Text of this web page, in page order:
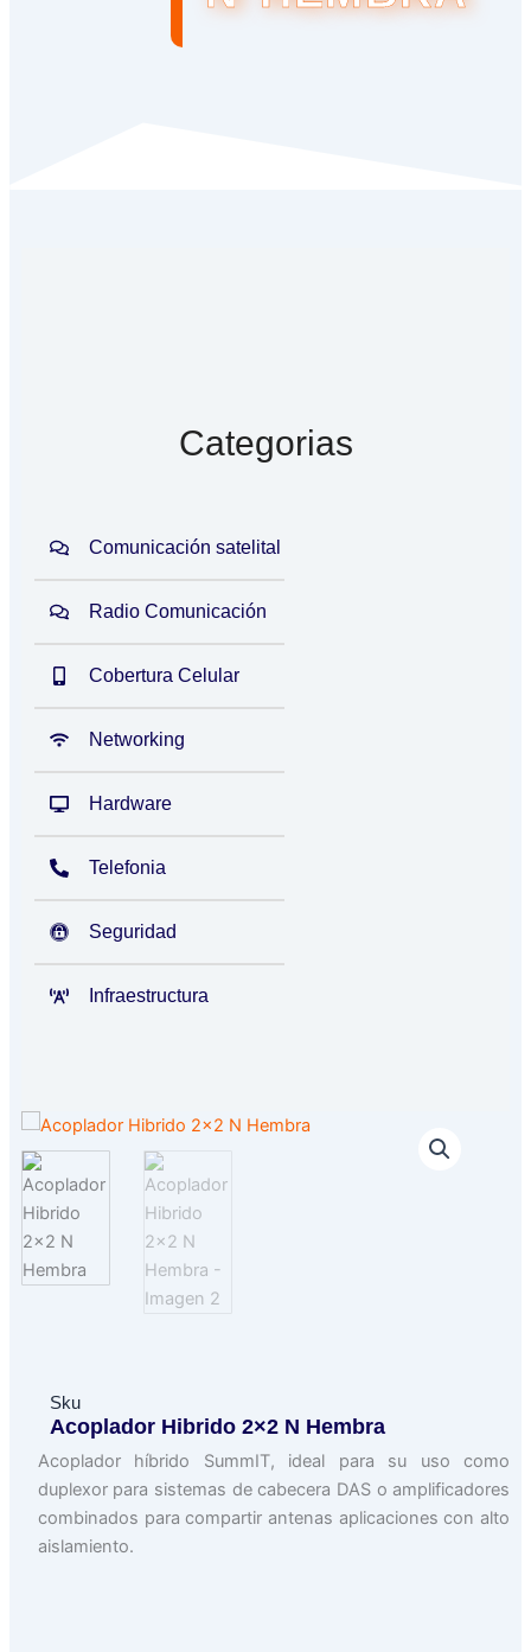
Categorias
Comunicación satelital
Radio Comunicación
Cobertura Celular
Networking
Hardware
Telefonia
Seguridad
Infraestructura
Sku
Acoplador Hibrido 2×2 N Hembra
Acoplador híbrido SummIT, ideal para su uso como
duplexor para sistemas de cabecera DAS o amplificadores
combinados para compartir antenas aplicaciones con alto
aislamiento.